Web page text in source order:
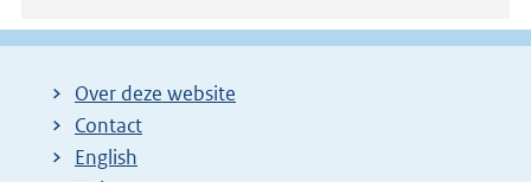
Over deze website
Contact
English